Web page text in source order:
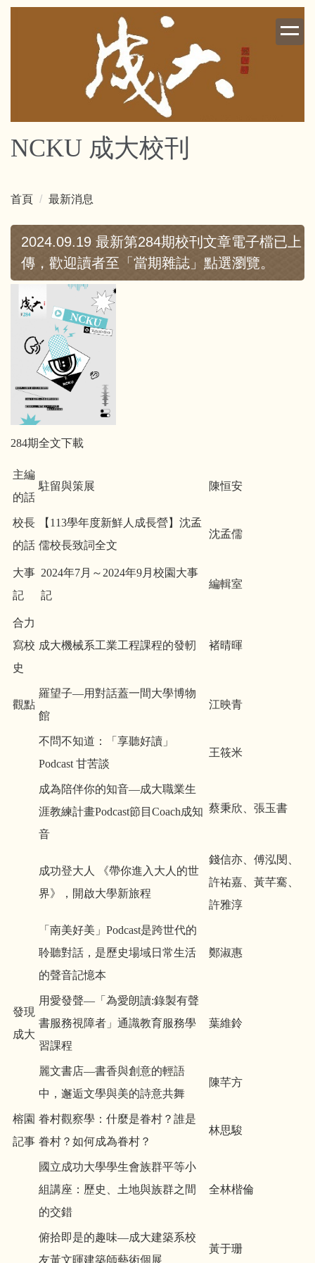
跳
NCKU 成大校刊
首頁 最新消息
2024.09.19 最新第284期校刊文章電子檔已上
傳，歡迎讀者至「當期雜誌」點選瀏覽。
284期全文下載
主編
的話
駐留與策展 陳恒安
校長
的話
【113學年度新鮮人成長營】沈孟
儒校長致詞全文
沈孟儒
大事
記
2024年7月～2024年9月校園大事
記
編輯室
合力
寫校
史
成大機械系工業工程課程的發軔 褚晴暉
觀點
羅望子—用對話蓋一間大學博物
館
江映青
不問不知道：「享聽好讀」
Podcast 甘苦談
王筱米
成為陪伴你的知音—成大職業生
涯教練計畫Podcast節目Coach成知
音
蔡秉欣、張玉書
成功登大人 《帶你進入大人的世
界》，開啟大學新旅程
錢信亦、傅泓閔、
許祐嘉、黃芊騫、
許雅淳
「南美好美」Podcast是跨世代的
聆聽對話，是歷史場域日常生活
的聲音記憶本
鄭淑惠
發現
成大
用愛發聲—「為愛朗讀:錄製有聲
書服務視障者」通識教育服務學
習課程
葉維鈴
麗文書店—書香與創意的輕語
中，邂逅文學與美的詩意共舞
陳芊方
榕園
記事
眷村觀察學：什麼是眷村？誰是
眷村？如何成為眷村？
林思駿
國立成功大學學生會族群平等小
組講座：歷史、土地與族群之間
的交錯
全林楷倫
俯拾即是的趣味—成大建築系校
友黃文暉建築師藝術個展
黃于珊